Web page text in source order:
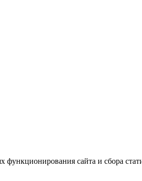
функционирования сайта и сбора